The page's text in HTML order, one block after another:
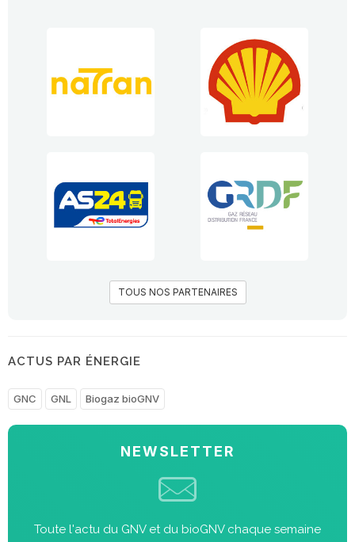
TOUS NOS PARTENAIRES
ACTUS PAR ÉNERGIE
GNC GNL Biogaz bioGNV
NEWSLETTER
Toute l'actu du GNV et du bioGNV chaque semaine